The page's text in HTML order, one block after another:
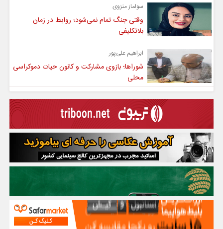
سولماز منزوی
وقتی جنگ تمام نمی‌شود؛ روابط در زمان
بلاتکلیفی
ابراهیم علی‌پور
شوراها؛ بازوی مشارکت و کانون حیات دموکراسی
محلی